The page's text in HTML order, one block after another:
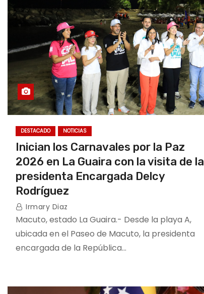
DESTACADO NOTICIAS
Inician los Carnavales por la Paz
2026 en La Guaira con la visita de la
presidenta Encargada Delcy
Rodríguez
Irmary Diaz
Macuto, estado La Guaira.- Desde la playa A,
ubicada en el Paseo de Macuto, la presidenta
encargada de la República…